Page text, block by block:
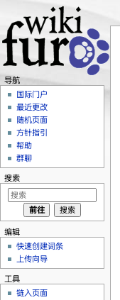
导航
国际门户
最近更改
随机页面
方针指引
帮助
群聊
搜索
编辑
快速创建词条
上传向导
工具
链入页面